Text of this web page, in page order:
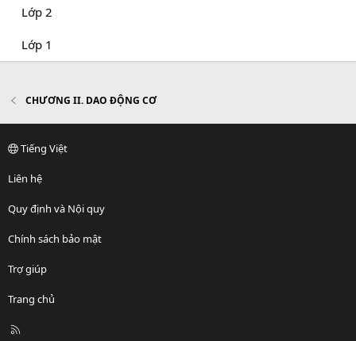
Lớp 2
Lớp 1
CHƯƠNG II. DAO ĐỘNG CƠ
Tiếng Việt
Liên hệ
Quy định và Nội quy
Chính sách bảo mật
Trợ giúp
Trang chủ
R